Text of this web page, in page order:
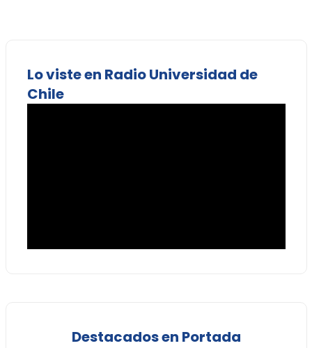
Lo viste en Radio Universidad de
Chile
Destacados en Portada